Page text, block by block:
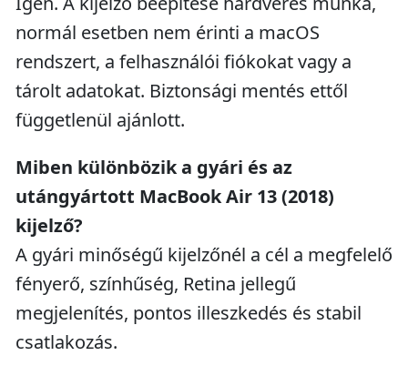
normál esetben nem érinti a macOS
rendszert, a felhasználói fiókokat vagy a
tárolt adatokat. Biztonsági mentés ettől
függetlenül ajánlott.
Miben különbözik a gyári és az
utángyártott MacBook Air 13 (2018)
kijelző?
A gyári minőségű kijelzőnél a cél a megfelelő
fényerő, színhűség, Retina jellegű
megjelenítés, pontos illeszkedés és stabil
csatlakozás.